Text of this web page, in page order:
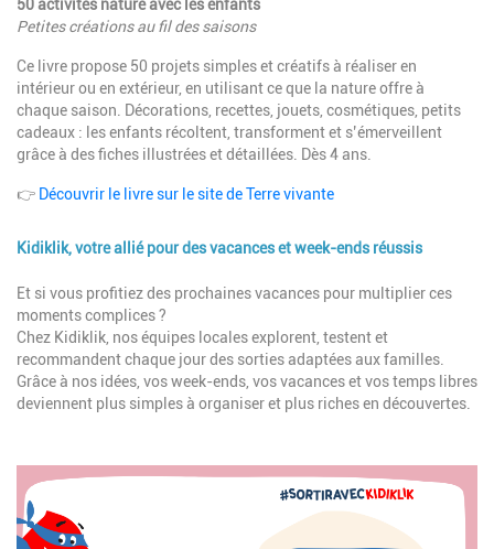
50 activités nature avec les enfants
Petites créations au fil des saisons
Ce livre propose 50 projets simples et créatifs à réaliser en
intérieur ou en extérieur, en utilisant ce que la nature offre à
chaque saison. Décorations, recettes, jouets, cosmétiques, petits
cadeaux : les enfants récoltent, transforment et s’émerveillent
grâce à des fiches illustrées et détaillées. Dès 4 ans.
👉 Découvrir le livre sur le site de Terre vivante
Kidiklik, votre allié pour des vacances et week-ends réussis
Description
Et si vous profitiez des prochaines vacances pour multiplier ces
moments complices ?
Chez Kidiklik, nos équipes locales explorent, testent et
recommandent chaque jour des sorties adaptées aux familles.
Grâce à nos idées, vos week-ends, vos vacances et vos temps libres
deviennent plus simples à organiser et plus riches en découvertes.